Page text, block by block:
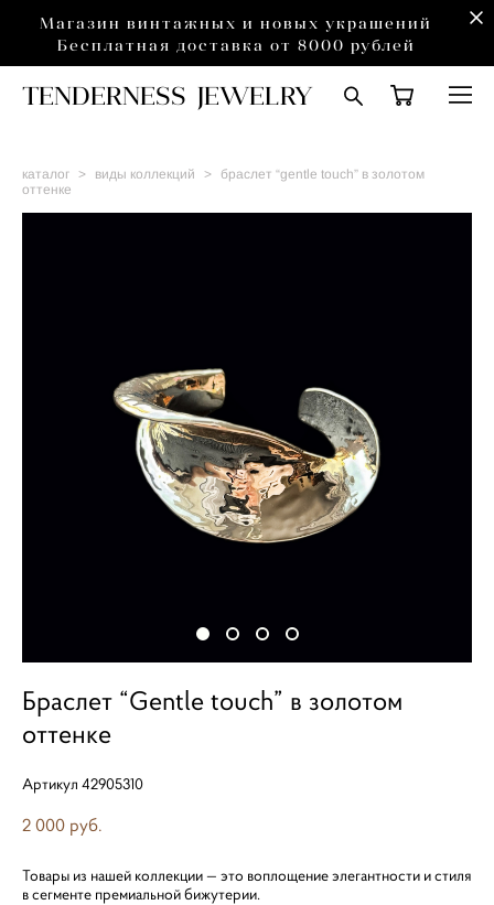
Магазин винтажных и новых украшений
Бесплатная доставка от 8000 рублей
TENDERNESS JEWELRY
каталог > виды коллекций >
браслет “gentle touch” в золотом
оттенке
Браслет “Gentle touch” в золотом
оттенке
Артикул 42905310
2 000 pуб.
Товары из нашей коллекции — это воплощение элегантности и стиля
в сегменте премиальной бижутерии.